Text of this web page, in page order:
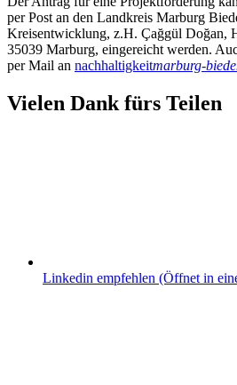
per Post an den Landkreis Marburg
Kreisentwicklung, z.H. Çağgül Doğan,
35039 Marburg, eingereicht werden.
per Mail an nachhaltigkeitmarburg-
Vielen Dank fürs Teilen
Linkedin empfehlen (Öffnet in